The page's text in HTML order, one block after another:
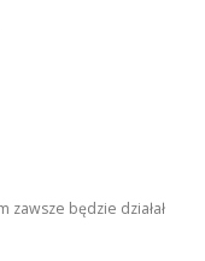
zawsze będzie działał